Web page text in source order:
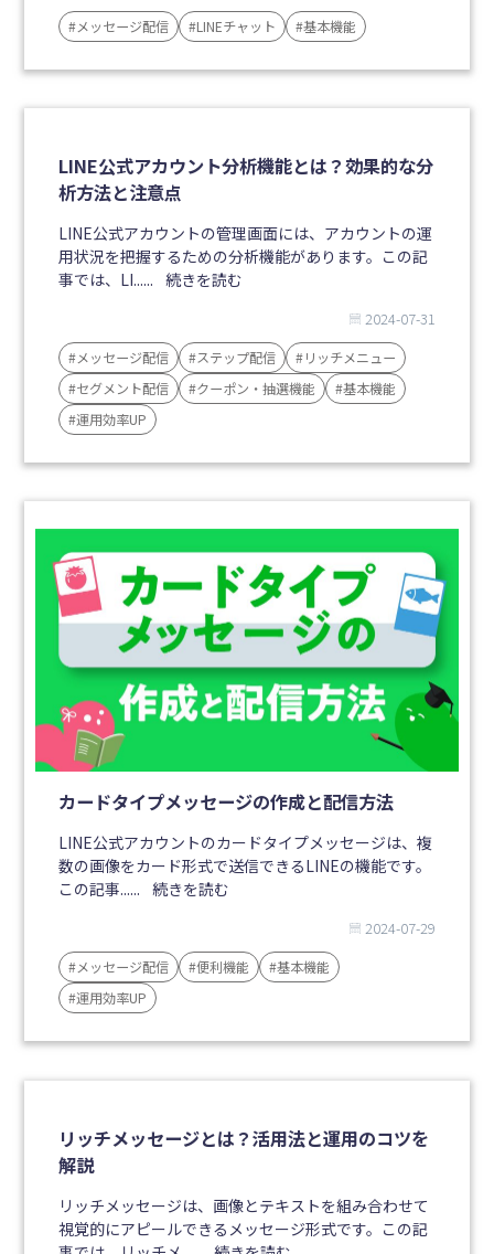
#メッセージ配信 #LINEチャット #基本機能
LINE公式アカウント分析機能とは？効果的な分
析方法と注意点
LINE公式アカウントの管理画面には、アカウントの運
用状況を把握するための分析機能があります。この記
事では、LI...... 続きを読む
2024-07-31
#メッセージ配信 #ステップ配信
#リッチメニュー
#セグメント配信
#クーポン・抽選機能
#基本機能
#運用効率UP
カードタイプメッセージの作成と配信方法
LINE公式アカウントのカードタイプメッセージは、複
数の画像をカード形式で送信できるLINEの機能です。
この記事...... 続きを読む
2024-07-29
#メッセージ配信 #便利機能
#基本機能
#運用効率UP
リッチメッセージとは？活用法と運用のコツを
解説
リッチメッセージは、画像とテキストを組み合わせて
視覚的にアピールできるメッセージ形式です。この記